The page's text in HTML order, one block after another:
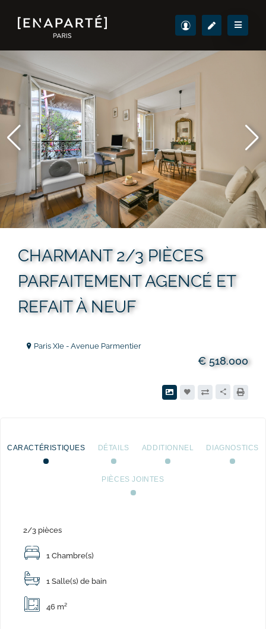
CHARMANT 2/3 PIÈCES
PARFAITEMENT AGENCÉ ET
REFAIT À NEUF
Paris XIe - Avenue Parmentier
€ 518.000
CARACTÉRISTIQUES
2/3 pièces
1 Chambre(s)
1 Salle(s) de bain
46 m²
DÉTAILS ADDITIONNEL DIAGNOSTICS
PIÈCES JOINTES